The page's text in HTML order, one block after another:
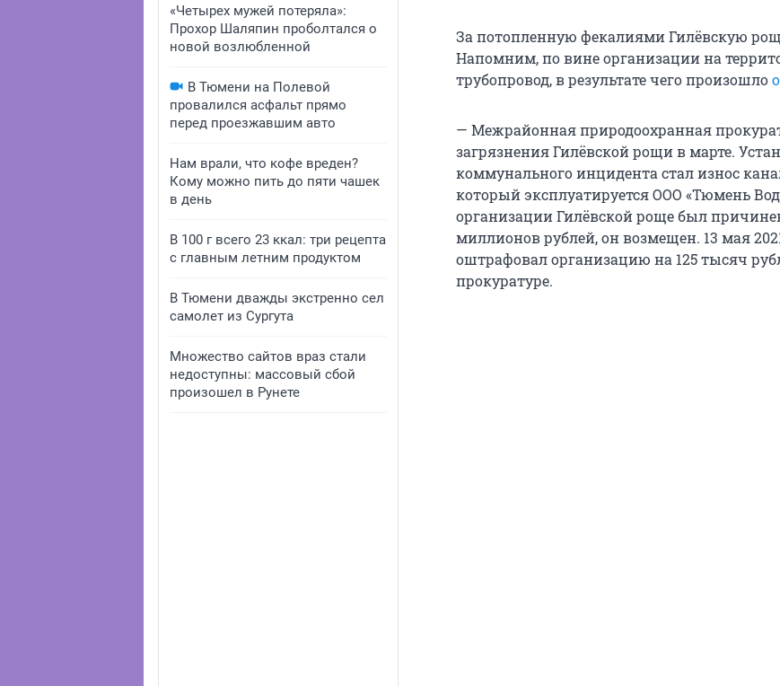
«Четырех мужей потеряла»:
Прохор Шаляпин проболтался о
новой возлюбленной
В Тюмени на Полевой
провалился асфальт прямо
перед проезжавшим авто
Нам врали, что кофе вреден?
Кому можно пить до пяти чашек
в день
В 100 г всего 23 ккал: три рецепта
с главным летним продуктом
В Тюмени дважды экстренно сел
самолет из Сургута
Множество сайтов враз стали
недоступны: массовый сбой
произошел в Рунете
За потопленную фекалиями Гилёвскую
Напомним, по вине организации на
трубопровод, в результате чего произошло
— Межрайонная природоохранная
загрязнения Гилёвской рощи в марте.
коммунального инцидента стал износ
который эксплуатируется ООО «Тюмень
организации Гилёвской роще был
миллионов рублей, он возмещен. 13 мая
оштрафовал организацию на 125 тысяч
прокуратуре.